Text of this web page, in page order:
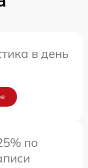
в день
по